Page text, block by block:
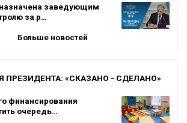
заведующим
за р…
Больше новостей
ПРЕЗИДЕНТА: «СКАЗАНО - СДЕЛАНО»
финансирования
очередь…